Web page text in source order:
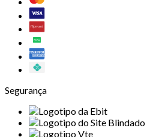
Segurança